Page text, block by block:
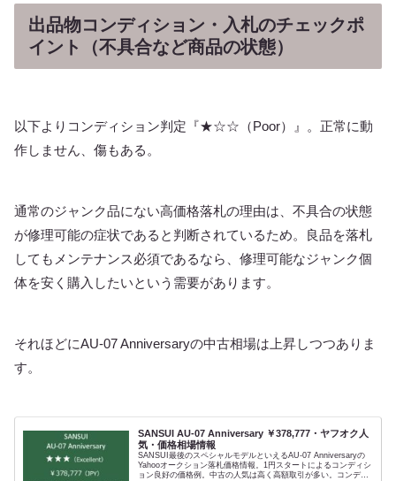
出品物コンディション・入札のチェックポ
イント（不具合など商品の状態）
以下よりコンディション判定『★☆☆（Poor）』。正常に動
作しません、傷もある。
通常のジャンク品にない高価格落札の理由は、不具合の状態
が修理可能の症状であると判断されているため。良品を落札
してもメンテナンス必須であるなら、修理可能なジャンク個
体を安く購入したいという需要があります。
それほどにAU-07 Anniversaryの中古相場は上昇しつつありま
す。
SANSUI AU-07 Anniversary ￥378,777・ヤフオク人
気・価格相場情報
SANSUI最後のスペシャルモデルといえるAU-07 Anniversaryの
Yahooオークション落札価格情報。1円スタートによるコンディシ
ョン良好の価格例。中古の人気は高く高額取引が多い。コンディ